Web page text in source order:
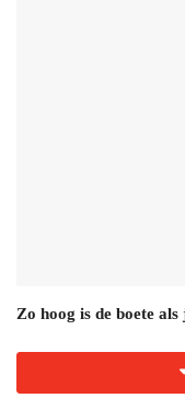
Zo hoog is de boete